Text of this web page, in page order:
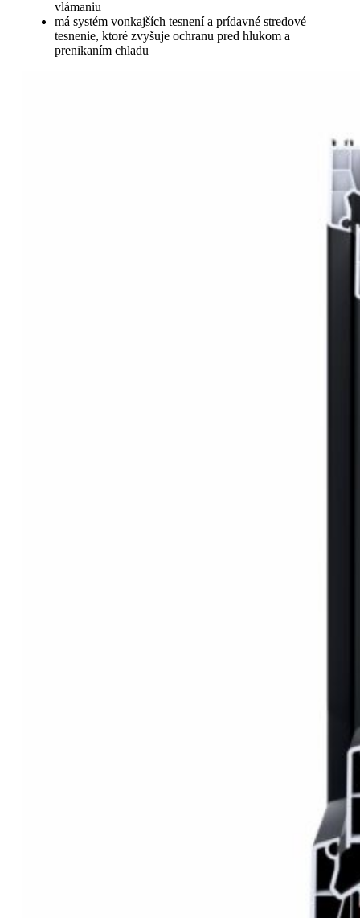
vlámaniu
má systém vonkajších tesnení a prídavné stredové
tesnenie, ktoré zvyšuje ochranu pred hlukom a
prenikaním chladu